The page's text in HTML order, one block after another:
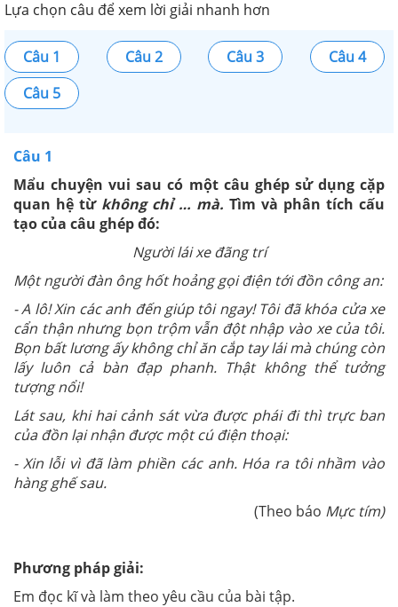
Lựa chọn câu để xem lời giải nhanh hơn
Câu 1 Câu 2 Câu 3
Câu 4
Câu 5
Câu 1
Mẩu chuyện vui sau có một câu ghép sử dụng cặp
quan hệ từ không chỉ … mà. Tìm và phân tích cấu
tạo của câu ghép đó:
Người lái xe đãng trí
Một người đàn ông hốt hoảng gọi điện tới đồn công an:
- A lô! Xin các anh đến giúp tôi ngay! Tôi đã khóa cửa xe
cẩn thận nhưng bọn trộm vẫn đột nhập vào xe của tôi.
Bọn bất lương ấy không chỉ ăn cắp tay lái mà chúng còn
lấy luôn cả bàn đạp phanh. Thật không thể tưởng
tượng nổi!
Lát sau, khi hai cảnh sát vừa được phái đi thì trực ban
của đồn lại nhận được một cú điện thoại:
- Xin lỗi vì đã làm phiền các anh. Hóa ra tôi nhầm vào
hàng ghế sau.
(Theo báo Mực tím)
Phương pháp giải:
Em đọc kĩ và làm theo yêu cầu của bài tập.